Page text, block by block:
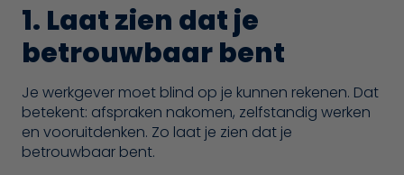
1. Laat zien dat je
betrouwbaar bent
Je werkgever moet blind op je kunnen rekenen. Dat
betekent: afspraken nakomen, zelfstandig werken
en vooruitdenken. Zo laat je zien dat je
betrouwbaar bent.